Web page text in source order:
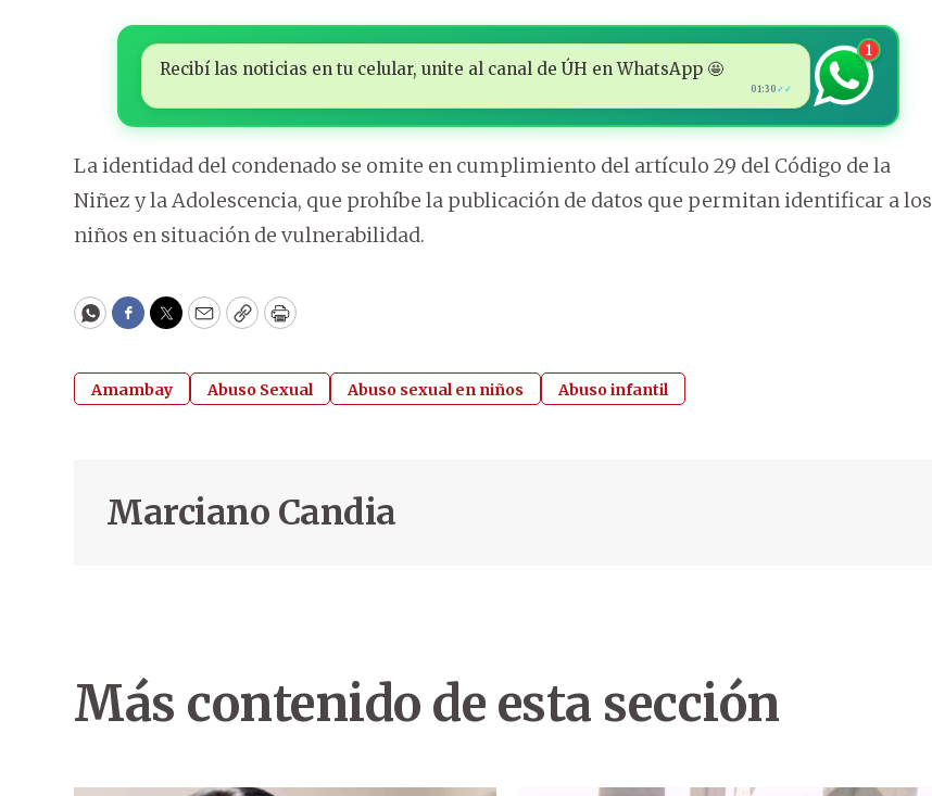
Recibí las noticias en tu celular, unite al canal de ÚH en WhatsApp 🤩
01:30 ✓✓
1
La identidad del condenado se omite en cumplimiento del artículo 29 del Código de la
Niñez y la Adolescencia, que prohíbe la publicación de datos que permitan identificar a los
niños en situación de vulnerabilidad.
WhatsApp
Facebook
Twitter
EmailCopyPrint
Amambay Abuso Sexual Abuso sexual en niños Abuso infantil
Marciano Candia
Más contenido de esta sección